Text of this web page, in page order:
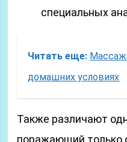
специальных
Читать еще: Массаж
домашних условиях
Также различают
поражающий только